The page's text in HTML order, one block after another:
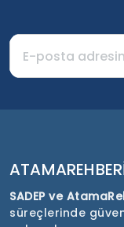
SADEP ve
süreçlerinde